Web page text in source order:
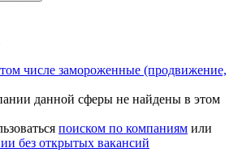
числе замороженные (продвижение,
данной сферы не найдены в этом
поиском по компаниям или
без открытых вакансий